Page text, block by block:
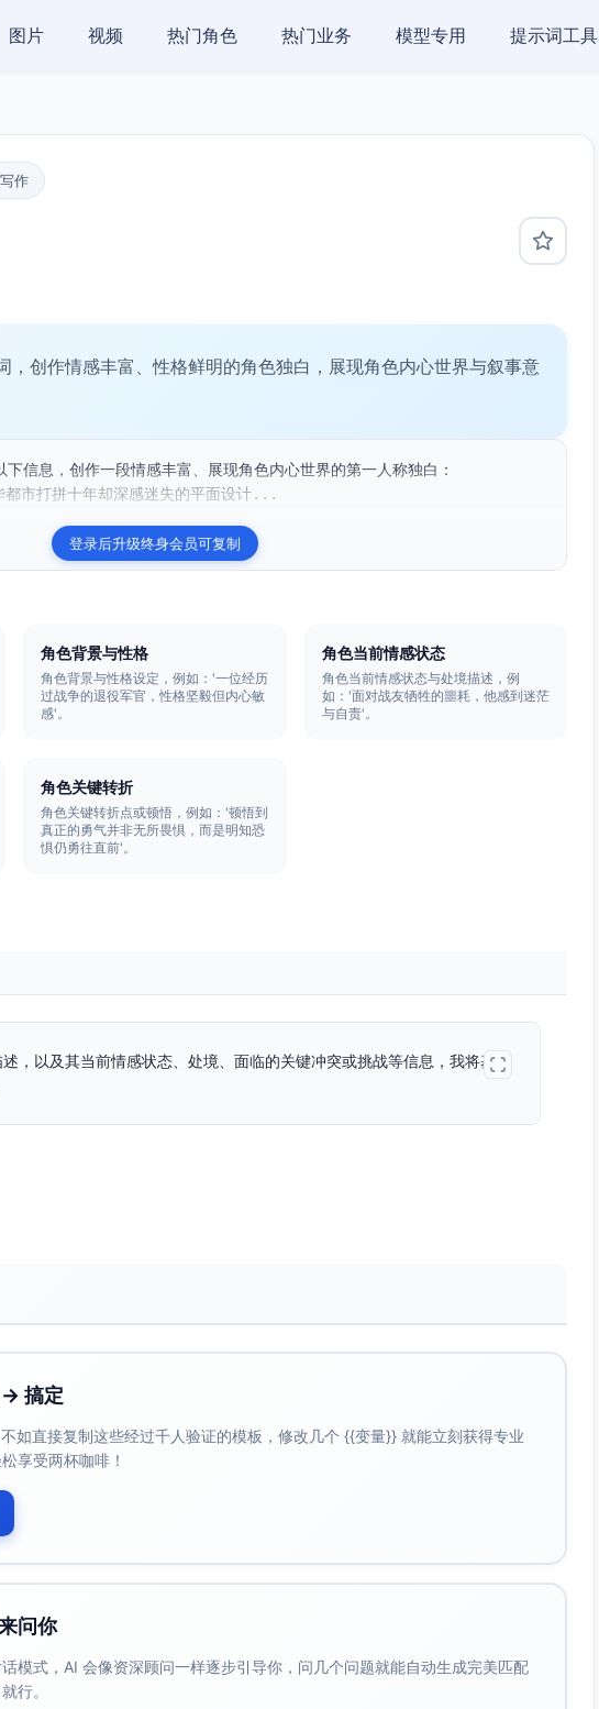
图片 视频 热门角色 热门业务 模型专用 提示词工具
作
，创作情感丰富、性格鲜明的角色独白，展现角色内心世界与叙事意
信息，创作一段情感丰富、展现角色内心世界的第一人称独白：
市打拼十年却深感迷失的平面设计...
登录后升级终身会员可复制
角色背景与性格
角色背景与性格设定，例如：'一位经历
过战争的退役军官，性格坚毅但内心敏
感'。
角色当前情感状态
角色当前情感状态与处境描述，例
如：'面对战友牺牲的噩耗，他感到迷茫
与自责'。
角色关键转折
角色关键转折点或顿悟，例如：'顿悟到
真正的勇气并非无所畏惧，而是明知恐
惧仍勇往直前'。
，以及其当前情感状态、处境、面临的关键冲突或挑战等信息，我将基于
搞定
如直接复制这些经过千人验证的模板，修改几个 {{变量}} 就能立刻获得专业
享受两杯咖啡！
问你
模式，AI 会像资深顾问一样逐步引导你，问几个问题就能自动生成完美匹配
行。